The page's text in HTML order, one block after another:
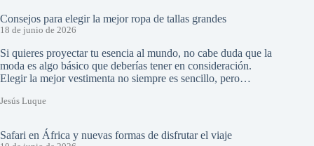
Consejos para elegir la mejor ropa de tallas grandes
18 de junio de 2026
Si quieres proyectar tu esencia al mundo, no cabe duda que la
moda es algo básico que deberías tener en consideración.
Elegir la mejor vestimenta no siempre es sencillo, pero…
Jesús Luque
Safari en África y nuevas formas de disfrutar el viaje